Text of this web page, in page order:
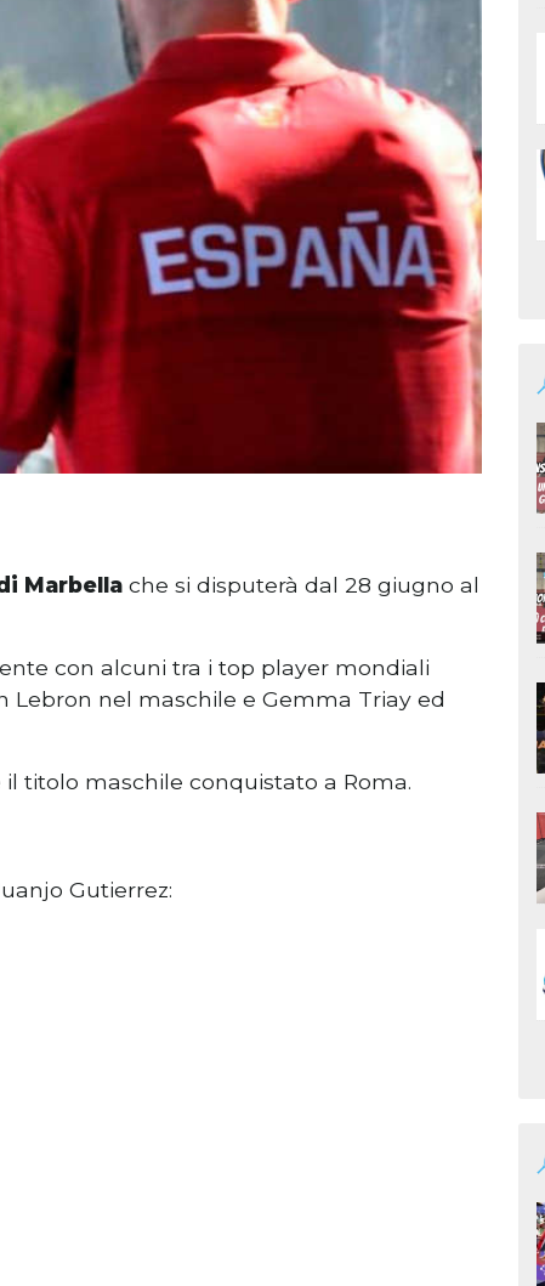
Marbella che si disputerà dal 28 giugno al
con alcuni tra i top player mondiali
Lebron nel maschile e Gemma Triay ed
titolo maschile conquistato a Roma.
Gutierrez: